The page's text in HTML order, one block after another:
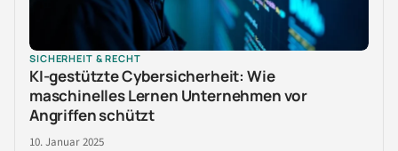
SICHERHEIT & RECHT
KI-gestützte Cybersicherheit: Wie
maschinelles Lernen Unternehmen vor
Angriffen schützt
10. Januar 2025